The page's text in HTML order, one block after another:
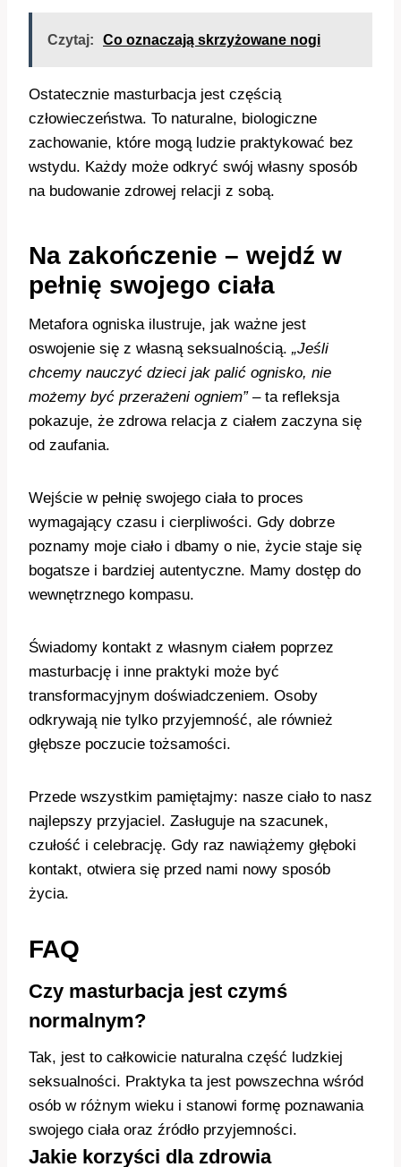
Czytaj: Co oznaczają skrzyżowane nogi
Ostatecznie masturbacja jest częścią
człowieczeństwa. To naturalne, biologiczne
zachowanie, które mogą ludzie praktykować bez
wstydu. Każdy może odkryć swój własny sposób
na budowanie zdrowej relacji z sobą.
Na zakończenie – wejdź w
pełnię swojego ciała
Metafora ogniska ilustruje, jak ważne jest
oswojenie się z własną seksualnością. „Jeśli
chcemy nauczyć dzieci jak palić ognisko, nie
możemy być przerażeni ogniem”– ta refleksja
pokazuje, że zdrowa relacja z ciałem zaczyna się
od zaufania.
Wejście w pełnię swojego ciała to proces
wymagający czasu i cierpliwości. Gdy dobrze
poznamy moje ciało i dbamy o nie, życie staje się
bogatsze i bardziej autentyczne. Mamy dostęp do
wewnętrznego kompasu.
Świadomy kontakt z własnym ciałem poprzez
masturbację i inne praktyki może być
transformacyjnym doświadczeniem. Osoby
odkrywają nie tylko przyjemność, ale również
głębsze poczucie tożsamości.
Przede wszystkim pamiętajmy: nasze ciało to nasz
najlepszy przyjaciel. Zasługuje na szacunek,
czułość i celebrację. Gdy raz nawiążemy głęboki
kontakt, otwiera się przed nami nowy sposób
życia.
FAQ
Czy masturbacja jest czymś
normalnym?
Tak, jest to całkowicie naturalna część ludzkiej
seksualności. Praktyka ta jest powszechna wśród
osób w różnym wieku i stanowi formę poznawania
swojego ciała oraz źródło przyjemności.
Jakie korzyści dla zdrowia